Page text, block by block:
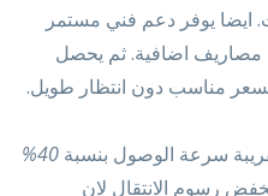
ايضا يوفر دعم فني مستمر
مصاريف اضافية. ثم يحصل
مناسب دون انتظار طويل.
سرعة الوصول بنسبة 40%
رسوم الانتقال لان